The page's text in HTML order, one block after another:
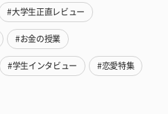
#大学生正直レビュー
#お金の授業
#学生インタビュー #恋愛特集